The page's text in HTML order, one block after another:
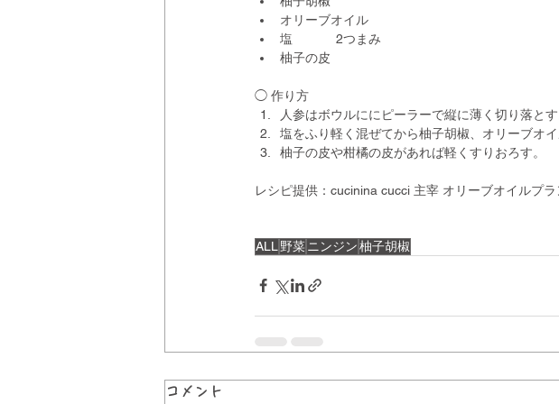
オリーブオイル
塩            2つまみ
柚子の皮
◯ 作り方
人参はボウルににピーラーで縦に薄く切り落とす
塩をふり軽く混ぜてから柚子胡椒、オリーブオイ
柚子の皮や柑橘の皮があれば軽くすりおろす。
レシピ提供：cucinina cucci 主宰 オリーブオイルプ
ALL 野菜 ニンジン柚子胡椒
コメント